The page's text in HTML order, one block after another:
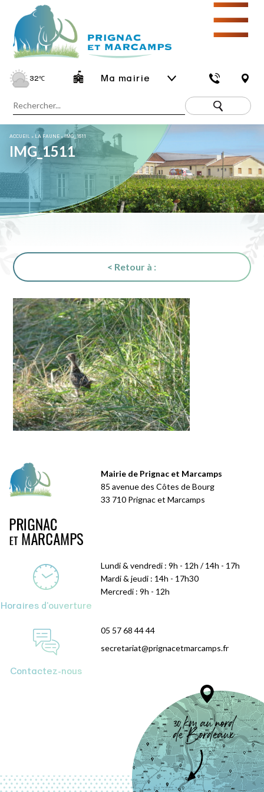
32℃ Ma mairie
☰
ACCUEIL » LA FAUNE »IMG_1511
IMG_1511
< Retour à :
Mairie de Prignac et Marcamps
85 avenue des Côtes de Bourg
33 710 Prignac et Marcamps
Horaires d'ouverture
Lundi & vendredi : 9h - 12h / 14h - 17h
Mardi & jeudi : 14h - 17h30
Mercredi : 9h - 12h
Contactez-nous
05 57 68 44 44
secretariat@prignacetmarcamps.fr